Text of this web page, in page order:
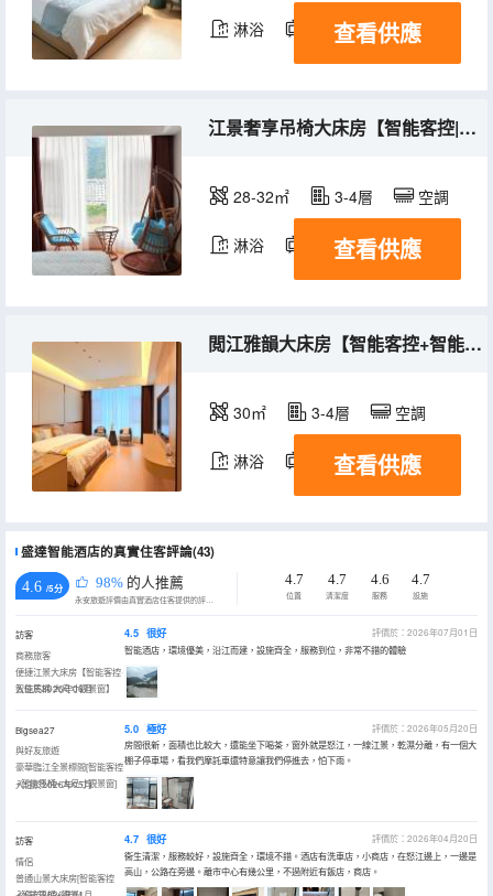
淋浴 電視機
查看供應
江景奢享吊椅大床房【智能客控|智能馬桶|全景】
28-32㎡ 3-4層 空調
淋浴 電視機
查看供應
閲江雅韻大床房【智能客控+智能馬桶+大尺寸觀景窗】
30㎡ 3-4層 空調
淋浴 電視機
查看供應
盛達智能酒店的真實住客評論(43)
4.6 /5分 98% 的人推薦
永安旅遊評價由真實酒店住客提供的評價。
4.7
位置
4.7
清潔度
4.6
服務
4.7
設施
訪客
商務旅客
便捷江景大床房【智能客控·
智能馬桶·大尺寸觀景窗】
入住於2026年06月
4.5 很好
評價於：2026年07月01日
智能酒店，環境優美，沿江而建，設施齊全，服務到位，非常不錯的體驗
Bigsea27
與好友旅遊
豪華臨江全景標間[智能客控
+智能馬桶+大尺寸觀景窗]
入住於2026年05月
5.0 極好
評價於：2026年05月20日
房間很新，面積也比較大，還能坐下喝茶，窗外就是怒江，一線江景，乾濕分離，有一個大
棚子停車場，看我們摩託車還特意讓我們停進去，怕下雨。
訪客
情侶
普通山景大床房[智能客控
4.7 很好
評價於：2026年04月20日
衞生清潔，服務較好，設施齊全，環境不錯。酒店有洗車店，小商店，在怒江邊上，一邊是
高山，公路在旁邊。離市中心有幾公里，不過附近有飯店，商店。